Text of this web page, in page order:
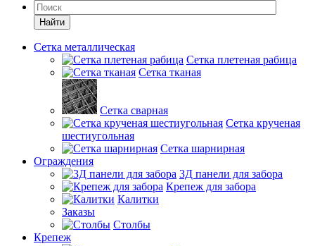
Найти
Сетка металлическая
Сетка плетеная рабица
Сетка тканая
Сетка сварная
Сетка крученая
шестиугольная
Сетка шарнирная
Ограждения
3Д панели для забора
Крепеж для забора
Калитки
Заказы
Столбы
Крепеж